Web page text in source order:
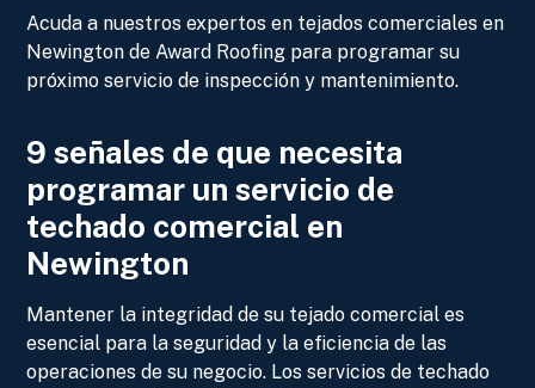
Acuda a nuestros expertos en tejados comerciales en
Newington de Award Roofing para programar su
próximo servicio de inspección y mantenimiento.
9 señales de que necesita
programar un servicio de
techado comercial en
Newington
Mantener la integridad de su tejado comercial es
esencial para la seguridad y la eficiencia de las
operaciones de su negocio. Los servicios de techado